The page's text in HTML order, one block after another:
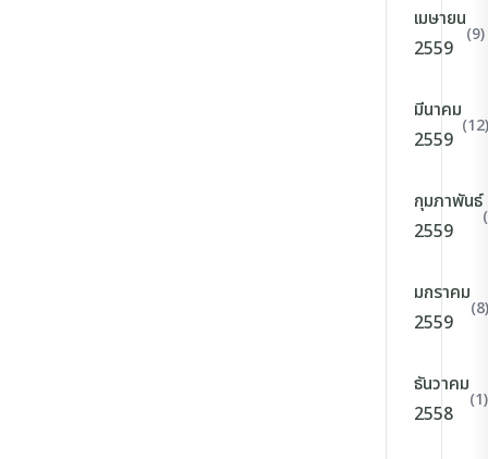
เมษายน
2559
(9)
มีนาคม
2559
(12)
กุมภาพันธ์
2559
มกราคม
2559
(8)
ธันวาคม
2558
(1)